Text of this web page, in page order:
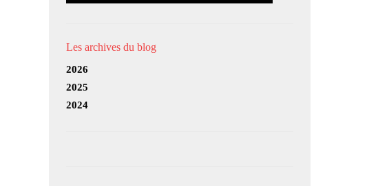
Les archives du blog
2026
2025
2024